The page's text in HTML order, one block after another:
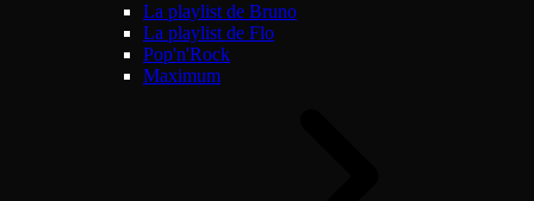
La playlist de Bruno
La playlist de Flo
Pop'n'Rock
Maximum